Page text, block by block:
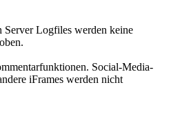
Server Logfiles werden keine
Social-Media-
iFrames werden nicht